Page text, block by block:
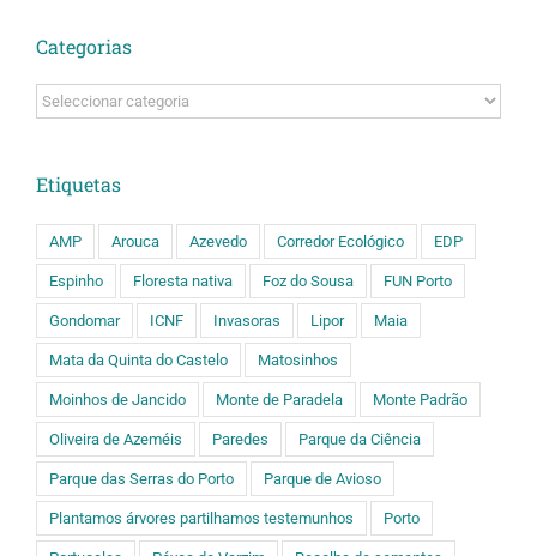
Categorias
Categorias
Etiquetas
AMP Arouca Azevedo Corredor Ecológico EDP
Espinho Floresta nativa Foz do Sousa FUN Porto
Gondomar ICNF Invasoras Lipor Maia
Mata da Quinta do Castelo Matosinhos
Moinhos de Jancido Monte de Paradela Monte Padrão
Oliveira de Azeméis Paredes Parque da Ciência
Parque das Serras do Porto Parque de Avioso
Plantamos árvores partilhamos testemunhos Porto